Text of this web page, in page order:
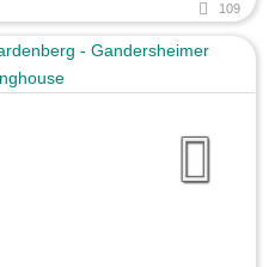
109